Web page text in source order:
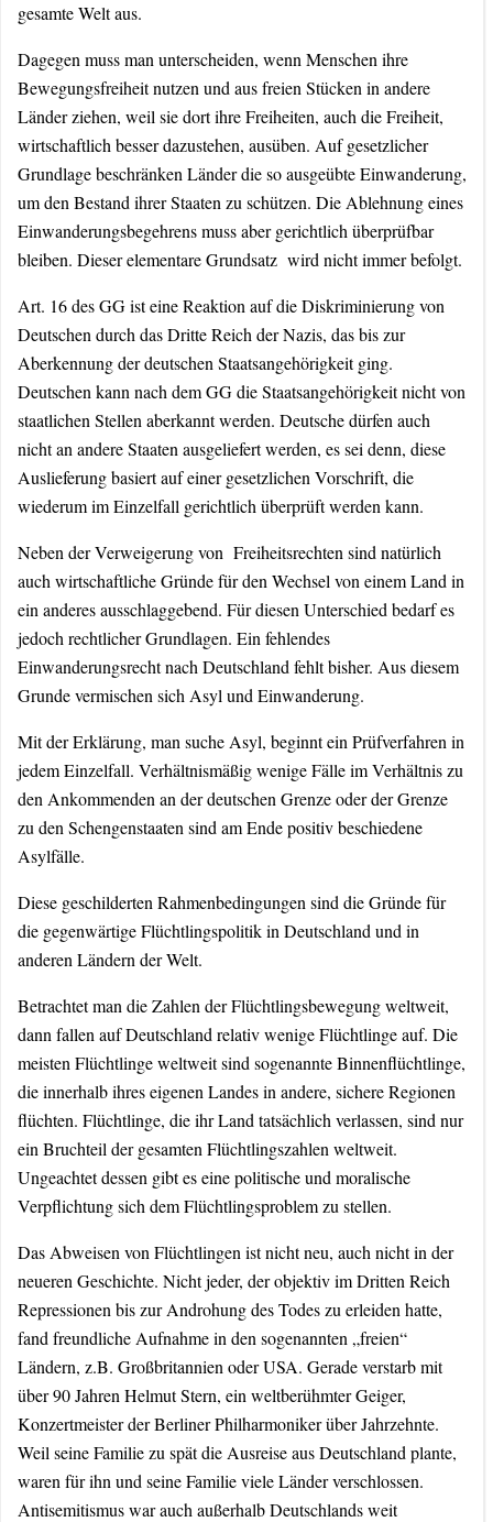
gesamte Welt aus.
Dagegen muss man unterscheiden, wenn Menschen ihre
Bewegungsfreiheit nutzen und aus freien Stücken in andere
Länder ziehen, weil sie dort ihre Freiheiten, auch die Freiheit,
wirtschaftlich besser dazustehen, ausüben. Auf gesetzlicher
Grundlage beschränken Länder die so ausgeübte Einwanderung,
um den Bestand ihrer Staaten zu schützen. Die Ablehnung eines
Einwanderungsbegehrens muss aber gerichtlich überprüfbar
bleiben. Dieser elementare Grundsatz wird nicht immer befolgt.
Art. 16 des GG ist eine Reaktion auf die Diskriminierung von
Deutschen durch das Dritte Reich der Nazis, das bis zur
Aberkennung der deutschen Staatsangehörigkeit ging.
Deutschen kann nach dem GG die Staatsangehörigkeit nicht von
staatlichen Stellen aberkannt werden. Deutsche dürfen auch
nicht an andere Staaten ausgeliefert werden, es sei denn, diese
Auslieferung basiert auf einer gesetzlichen Vorschrift, die
wiederum im Einzelfall gerichtlich überprüft werden kann.
Neben der Verweigerung von Freiheitsrechten sind natürlich
auch wirtschaftliche Gründe für den Wechsel von einem Land in
ein anderes ausschlaggebend. Für diesen Unterschied bedarf es
jedoch rechtlicher Grundlagen. Ein fehlendes
Einwanderungsrecht nach Deutschland fehlt bisher. Aus diesem
Grunde vermischen sich Asyl und Einwanderung.
Mit der Erklärung, man suche Asyl, beginnt ein Prüfverfahren in
jedem Einzelfall. Verhältnismäßig wenige Fälle im Verhältnis zu
den Ankommenden an der deutschen Grenze oder der Grenze
zu den Schengenstaaten sind am Ende positiv beschiedene
Asylfälle.
Diese geschilderten Rahmenbedingungen sind die Gründe für
die gegenwärtige Flüchtlingspolitik in Deutschland und in
anderen Ländern der Welt.
Betrachtet man die Zahlen der Flüchtlingsbewegung weltweit,
dann fallen auf Deutschland relativ wenige Flüchtlinge auf. Die
meisten Flüchtlinge weltweit sind sogenannte Binnenflüchtlinge,
die innerhalb ihres eigenen Landes in andere, sichere Regionen
flüchten. Flüchtlinge, die ihr Land tatsächlich verlassen, sind nur
ein Bruchteil der gesamten Flüchtlingszahlen weltweit.
Ungeachtet dessen gibt es eine politische und moralische
Verpflichtung sich dem Flüchtlingsproblem zu stellen.
Das Abweisen von Flüchtlingen ist nicht neu, auch nicht in der
neueren Geschichte. Nicht jeder, der objektiv im Dritten Reich
Repressionen bis zur Androhung des Todes zu erleiden hatte,
fand freundliche Aufnahme in den sogenannten „freien“
Ländern, z.B. Großbritannien oder USA. Gerade verstarb mit
über 90 Jahren Helmut Stern, ein weltberühmter Geiger,
Konzertmeister der Berliner Philharmoniker über Jahrzehnte.
Weil seine Familie zu spät die Ausreise aus Deutschland plante,
waren für ihn und seine Familie viele Länder verschlossen.
Antisemitismus war auch außerhalb Deutschlands weit